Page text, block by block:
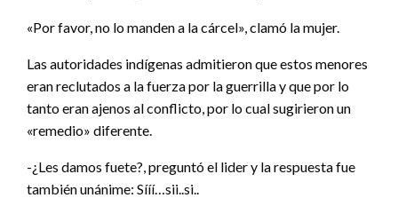
«Por favor, no lo manden a la cárcel», clamó la mujer.
Las autoridades indígenas admitieron que estos menores
eran reclutados a la fuerza por la guerrilla y que por lo
tanto eran ajenos al conflicto, por lo cual sugirieron un
«remedio» diferente.
-¿Les damos fuete?, preguntó el lider y la respuesta fue
también unánime: Sííí…sii..si..